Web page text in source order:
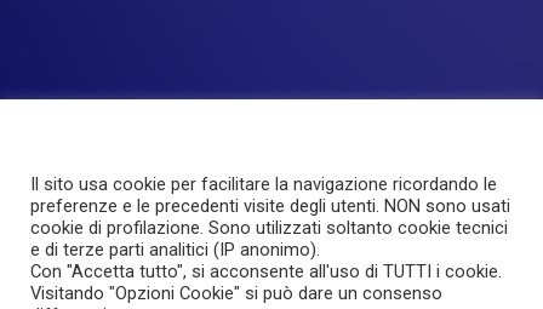
Le Aree I Prodotti Experience
Servizi
Investor Relations
About Piteco Newsroom
© PITECO S.r.l - a socio unico - Via Imbonati, 18|20159 Milano
Il sito usa cookie per facilitare la navigazione ricordando le
preferenze e le precedenti visite degli utenti. NON sono usati
cookie di profilazione. Sono utilizzati soltanto cookie tecnici
e di terze parti analitici (IP anonimo).
Con "Accetta tutto", si acconsente all'uso di TUTTI i cookie.
Visitando "Opzioni Cookie" si può dare un consenso